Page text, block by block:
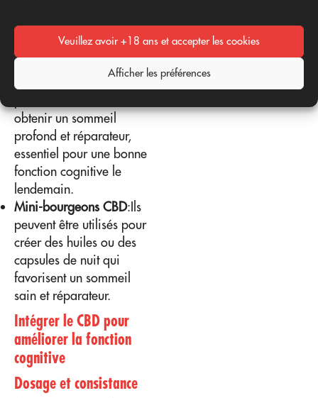
Veuillez avoir +18 ans et accepter les cookies
Afficher les préférences
Utilisation de fleurs et de mini-
bourgeons de CBD
Fleurs de CBD
Vaporisés
avant le coucher, ils
obtenir un sommeil
profond et réparateur,
essentiel pour une bonne
fonction cognitive le
lendemain.
Mini-bourgeons CBD:Ils
peuvent être utilisés pour
créer des huiles ou des
capsules de nuit qui
favorisent un sommeil
sain et réparateur.
Intégrer le CBD pour
améliorer la fonction
cognitive
Dosage et consistance